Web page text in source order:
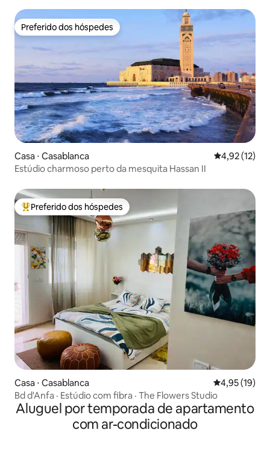
Preferido dos hóspedes
Preferido dos hóspedes
Casa ⋅ Casablanca 4,92 de uma
4,92 (12)
Estúdio charmoso perto da mesquita Hassan II
Entre os melhores preferidos dos hóspedes
Preferido dos hóspedes
Casa ⋅ Casablanca 4,95 de uma
4,95 (19)
Bd d'Anfa · Estúdio com fibra · The Flowers Studio
Aluguel por temporada de apartamento
com ar-condicionado